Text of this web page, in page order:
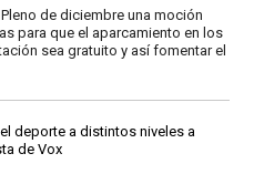
de diciembre una moción
para que el aparcamiento en los
sea gratuito y así fomentar el